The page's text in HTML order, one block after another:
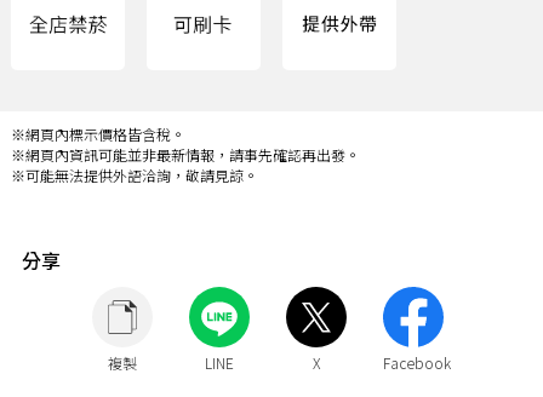
※網頁內標示價格皆含稅。
※網頁內資訊可能並非最新情報，請事先確認再出發。
※可能無法提供外語洽詢，敬請見諒。
分享
複製 LINE X Facebook